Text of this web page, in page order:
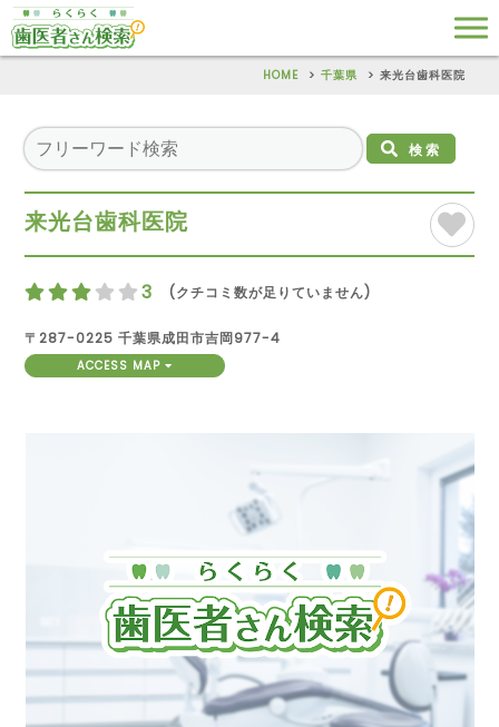
HOME 千葉県 来光台歯科医院
検索
来光台歯科医院
3 (クチコミ数が足りていません)
〒287-0225 千葉県成田市吉岡977-4
ACCESS MAP